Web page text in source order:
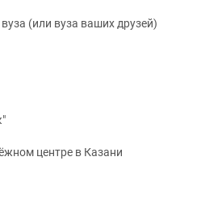
(или вуза ваших друзей)
центре в Казани